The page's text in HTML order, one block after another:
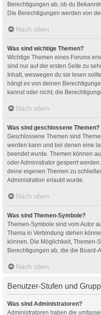
Berechtigungen ab, ob du
Die Berechtigungen werden von
Nach oben
Was sind wichtige Themen?
Wichtige Themen eines Forums
sind nur auf der ersten Seite zu
Inhalt, weswegen du sie lesen
hängt es von deinen
kannst oder nicht; die
Nach oben
Was sind geschlossene Themen?
Geschlossene Themen sind
werden kann und bei denen eine
beendet wurde. Themen können
oder Administrator gesperrt
deine eigenen Themen zu
Administration erlaubt wurde.
Nach oben
Was sind Themen-Symbole?
Themen-Symbole sind vom Autor
Thema in Verbindung stehen
können. Die Möglichkeit, Themen-
Berechtigungen ab, die die Board-
Nach oben
Benutzer-Stufen und
Was sind Administratoren?
Administratoren haben die